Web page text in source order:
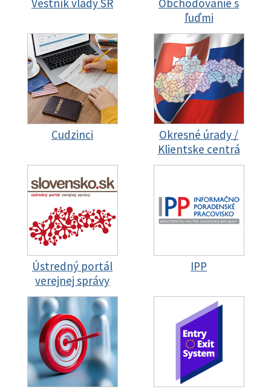
ľuďmi
Cudzinci
Okresné úrady /
Klientske centrá
Ústredný portál
verejnej správy
IPP